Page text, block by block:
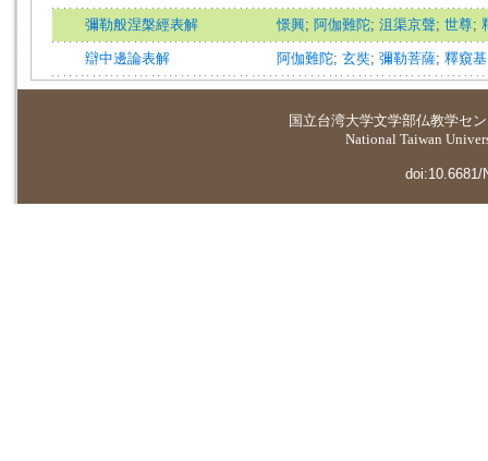
彌勒般涅槃經表解 憬興; 阿伽難陀; 沮渠京聲; 世尊;
辯中邊論表解 阿伽難陀; 玄奘; 彌勒菩薩; 釋窺基
国立台湾大学文学部仏教学セ
National Taiwan
doi:10.6681/